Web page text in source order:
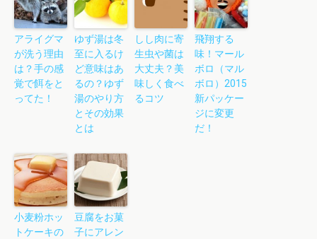
アライグマ
が洗う理由
は？手の感
覚で餌をと
ってた！
ゆず湯は冬
至に入るけ
ど意味はあ
るの？ゆず
湯のやり方
とその効果
とは
しし肉に寄
生虫や菌は
大丈夫？美
味しく食べ
るコツ
飛翔する
味！マール
ボロ（マル
ボロ）2015
新パッケー
ジに変更
だ！
小麦粉ホッ
トケーキの
豆腐をお菓
子にアレン